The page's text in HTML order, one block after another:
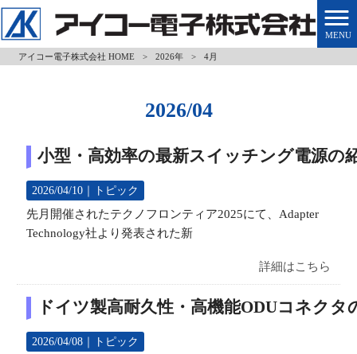
MENU
アイコー電子株式会社 HOME > 2026年 > 4月
2026/04
小型・高効率の最新スイッチング電源の
2026/04/10｜ トピック
先月開催されたテクノフロンティア2025にて、Adapter
Technology社より発表された新
詳細はこちら
ドイツ製高耐久性・高機能ODUコネクタ
2026/04/08｜ トピック